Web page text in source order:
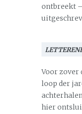
ontbreekt
Voor zover
loop der
hier